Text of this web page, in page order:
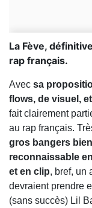
La Fève,
rap français.
Avec sa
flows, de visuel,
fait clairement
au rap français.
gros bangers
reconnaissable
et en clip, bref, un
devraient prendre
(sans succès) Lil